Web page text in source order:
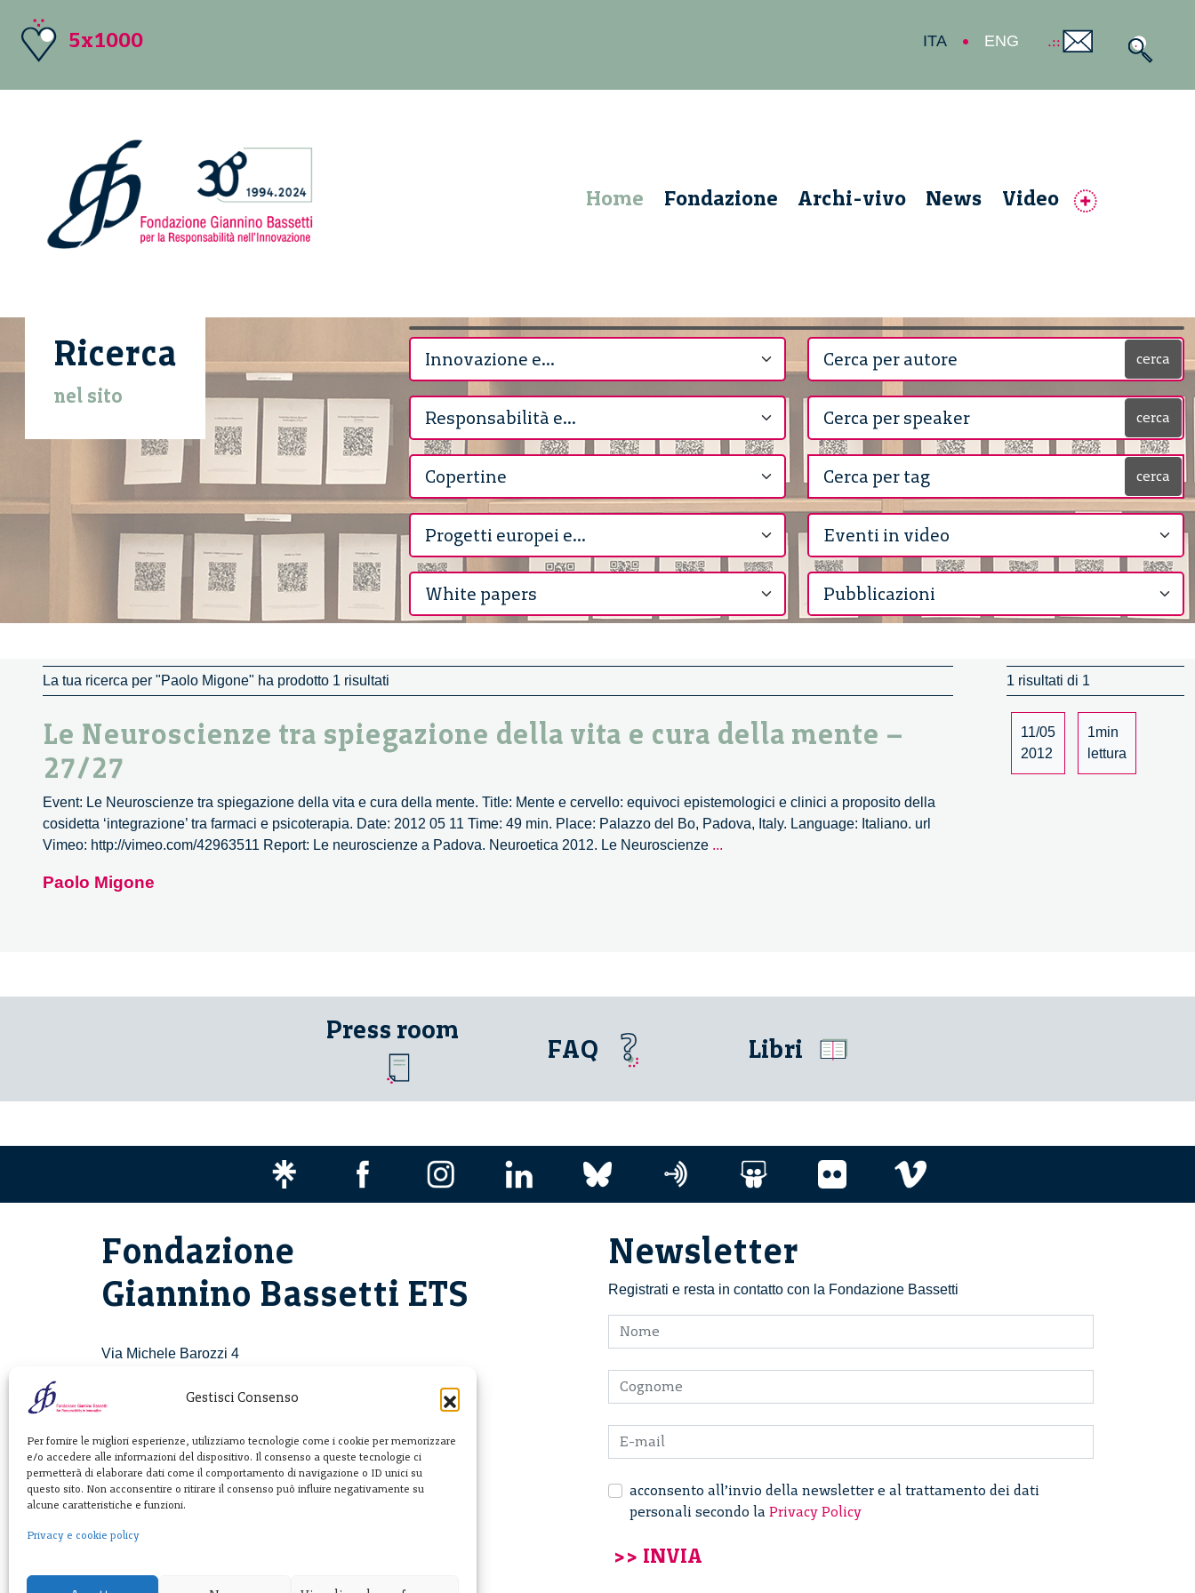
Gestisci Consenso
Per fornire le migliori esperienze, utilizziamo tecnologie come i cookie per memorizzare
e/o accedere alle informazioni del dispositivo. Il consenso a queste tecnologie ci
permetterà di elaborare dati come il comportamento di navigazione o ID unici su
questo sito. Non acconsentire o ritirare il consenso può influire negativamente su
alcune caratteristiche e funzioni.
Privacy e cookie policy
5x1000 ITA ENG
Home Fondazione Archi-vivo News Video
Ricerca
nel sito
cerca
cerca
cerca
La tua ricerca per "Paolo Migone" ha prodotto 1 risultati 1 risultati di 1
Le Neuroscienze tra spiegazione della vita e cura della mente –
27/27
Event: Le Neuroscienze tra spiegazione della vita e cura della mente. Title: Mente e cervello: equivoci epistemologici e clinici a proposito della
cosidetta ‘integrazione’ tra farmaci e psicoterapia. Date: 2012 05 11 Time: 49 min. Place: Palazzo del Bo, Padova, Italy. Language: Italiano. url
Vimeo: http://vimeo.com/42963511 Report: Le neuroscienze a Padova. Neuroetica 2012. Le Neuroscienze ...
cura
Paolo Migone
11/05
2012
1min
lettura
Press room
FAQ Libri
Newsletter
Registrati e resta in contatto con la Fondazione Bassetti
acconsento all’invio della newsletter e al trattamento dei dati
personali secondo la Privacy Policy
Fondazione
Giannino Bassetti ETS
Via Michele Barozzi 4
T. +39 02 781933
info@fondazionebassetti.org
p.i. 12520270153